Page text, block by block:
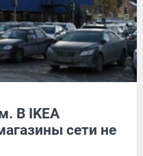
В IKEA
сети не